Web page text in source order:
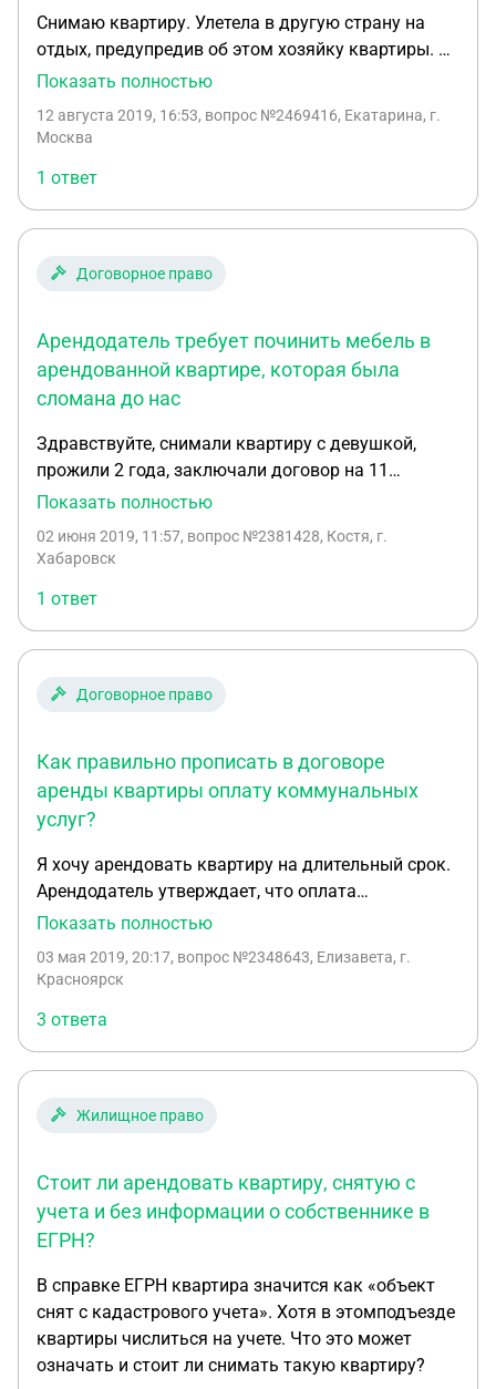
Снимаю квартиру. Улетела в другую страну на
отдых, предупредив об этом хозяйку квартиры. В
квартире находился мой молодой человек, в этот
заранее, без моего ведома, хотя в договоре
когда мне удобно). Я поинтересовалась, что она
хотела, на что получила жёсткий ответ, что там
находятся посторонние люди, она имеет право
выгнать меня в любое время, как и посещать
квартиру. На мои возражения она ответила, что
имеет юридической силы, если не заверен у
нотариуса(договор на 11 мес). Про приглашения
друзей в договоре информации нет. Кто прав в
друзей? (Нет возможности связаться по телефону,
тк я в другой стране)
Показать полностью
12 августа 2019, 16:53, вопрос №2469416, Екатарина, г.
Москва
1 ответ
Договорное право
Арендодатель требует починить мебель в
арендованной квартире, которая была
сломана до нас
Здравствуйте, снимали квартиру с девушкой,
прожили 2 года, заключали договор на 11
месяцев и хозяйка попросила освободить
мебели которая и так была сломана: полка,
подрала стены, она говорит что мастера вызовет
и выставит счёт за все, что делать в такой
ситуации, кроме стен мы ничего не ломали, в
договоре не прописано состояние квартиры, а
только перечень техники, налоги она не платила.
Показать полностью
02 июня 2019, 11:57, вопрос №2381428, Костя, г.
Хабаровск
1 ответ
Договорное право
Как правильно прописать в договоре
аренды квартиры оплату коммунальных
услуг?
Я хочу арендовать квартиру на длительный срок.
Арендодатель утверждает, что оплата
коммунальных услуг включена в стоимость
быть прописано в договоре и нужно ли снять
Показать полностью
03 мая 2019, 20:17, вопрос №2348643, Елизавета, г.
Красноярск
3 ответа
Жилищное право
Стоит ли арендовать квартиру, снятую с
учета и без информации о собственнике в
ЕГРН?
В справке ЕГРН квартира значится как «объект
снят с кадастрового учета». Хотя в этомподъезде
квартиры числиться на учете. Что это может
означать и стоит ли снимать такую квартиру?